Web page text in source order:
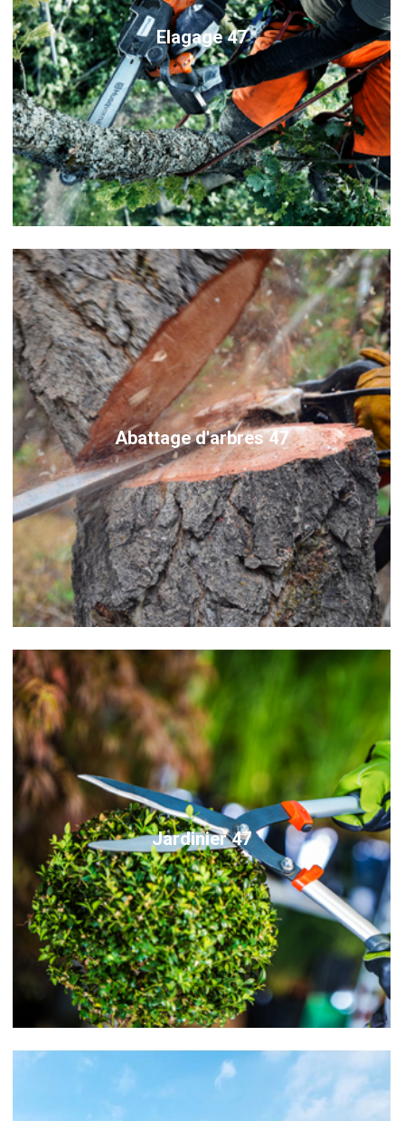
Elagage 47
Abattage d'arbres 47
Jardinier 47